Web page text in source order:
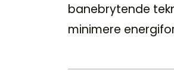
banebrytende
minimere